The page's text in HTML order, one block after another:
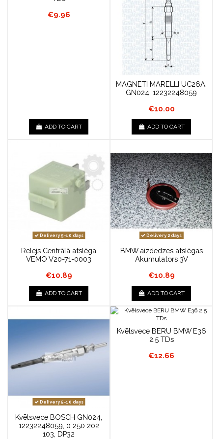
€9.96
ADD TO CART
MAGNETI MARELLI UC26A,
GN024, 12232248059
€10.00
ADD TO CART
Delivery 5-10 days
Relejs Centrālā atslēga
VEMO V20-71-0003
€10.89
ADD TO CART
Delivery 2 days
BMW aizdedzes atslēgas
Akumulators 3V
€10.89
ADD TO CART
Delivery 5-10 days
Kvēlsvece BOSCH GN024,
12232248059, 0 250 202
103, DP32
Kvēlsvece BERU BMW E36
2.5 TDs
€12.66